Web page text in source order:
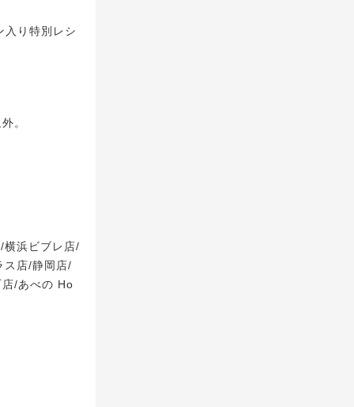
り特別レシ
。
横浜ビブレ店/
ス店/静岡店/
/あべの Ho